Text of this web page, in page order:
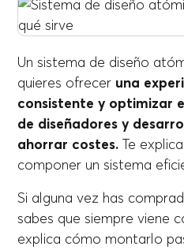
Un sistema de diseño
quieres ofrecer una
consistente y optimizar
de diseñadores y
ahorrar costes.Te
componer un sistema
Si alguna vez has
sabes que siempre viene
explica cómo montarlo